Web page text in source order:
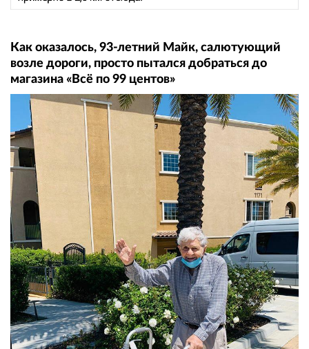
Как оказалось, 93-летний Майк, салютующий
возле дороги, просто пытался добраться до
магазина «Всё по 99 центов»